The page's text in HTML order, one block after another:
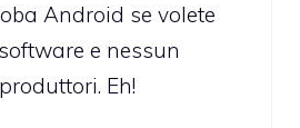
Android se volete
e nessun
Eh!